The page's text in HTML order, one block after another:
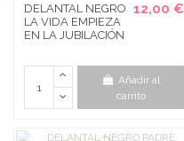
DELANTAL NEGRO
LA VIDA EMPIEZA
EN LA JUBILACIÓN
12,00 €
Añadir al
carrito